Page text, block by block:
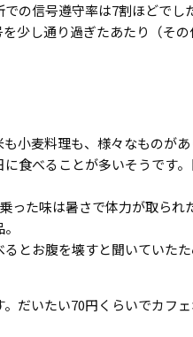
の信号遵守率は7割ほどでし
少し通り過ぎたあたり（そ
小麦料理も、様々なものが
食べることが多いそうです
った味は暑さで体力が取ら
とお腹を壊すと聞いていた
だいたい70円くらいでカフ